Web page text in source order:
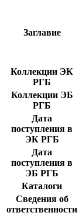
Заглавие
Коллекции ЭК
РГБ
Коллекции ЭБ
РГБ
Дата
поступления в
ЭК РГБ
Дата
поступления в
ЭБ РГБ
Каталоги
Сведения об
ответственности